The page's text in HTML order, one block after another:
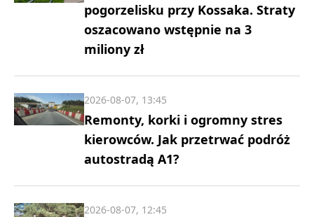
pogorzelisku przy Kossaka. Straty
oszacowano wstępnie na 3
miliony zł
Remonty, korki i ogromny stres
kierowców. Jak przetrwać podróż
autostradą A1?
2026-08-07, 13:45
2026-08-07, 12:45